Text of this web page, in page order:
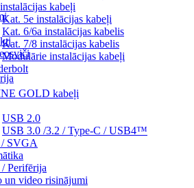
kabeļi
Kat. 5e instalācijas kabeļi
Kat. 6/6a instalācijas kabelis
Kat. 7/8 instalācijas kabelis
Modulārie instalācijas kabeļi
GOLD kabeļi
USB 2.0
USB 3.0 /3.2 / Type-C / USB4™
SVGA
Perifērija
un video risinājumi